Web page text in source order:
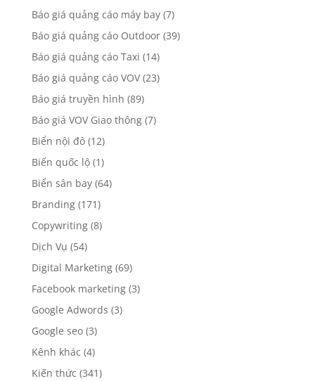
Báo giá quảng cáo máy bay(7)
Báo giá quảng cáo Outdoor(39)
Báo giá quảng cáo Taxi (14)
Báo giá quảng cáo VOV(23)
Báo giá truyền hình (89)
Báo giá VOV Giao thông(7)
Biển nội đô(12)
Biển quốc lộ(1)
Biển sân bay(64)
Branding(171)
Copywriting(8)
Dịch Vụ (54)
Digital Marketing(69)
Facebook marketing(3)
Google Adwords (3)
Google seo(3)
Kênh khác (4)
Kiến thức (341)